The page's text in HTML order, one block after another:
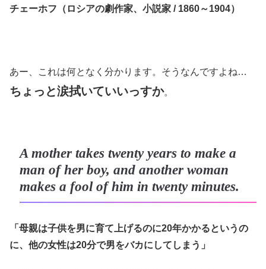
チェーホフ（ロシアの劇作家、小説家 / 1860～1904）
あー、これは何となく分かります。そうなんですよね…
ちょっと涙拭いていいっすか。
A mother takes twenty years to make a
man of her boy, and another woman
makes a fool of him in twenty minutes.
「母親は子供を男に育て上げるのに20年かかるというの
に、他の女性は20分で男をバカにしてしまう」